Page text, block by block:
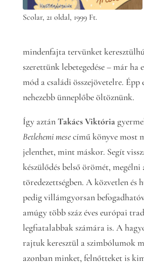
Scolar, 21 oldal, 1999 Ft.
mindenfajta tervünket
szerettünk lebetegedése – már ha
mód a családi összejövetelre.
nehezebb ünneplőbe öltöznünk.
Így aztánTakács Viktória
Betlehemi mesecímű könyve most
jelenthet, mint máskor. Segít
készülődés belső örömét, megélni
töredezettségben. A közvetlen és
pedig villámgyorsan
amúgy több száz éves európai
legfiatalabbak számára is. A
rajtuk keresztül a szimbólumok
azonban minket, felnőtteket is